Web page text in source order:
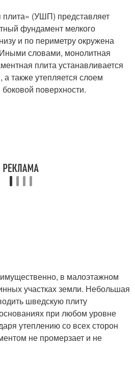
(УШП) представляет
фундамент мелкого
и по периметру окружена
словами, монолитная
плита устанавливается
также утепляется слоем
поверхности.
в малоэтажном
участках земли. Небольшая
шведскую плиту
при любом уровне
утеплению со всех сторон
не промерзает и не